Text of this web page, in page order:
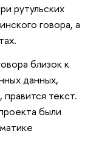
рутульских
говора, а
близок к
данных,
текст.
были